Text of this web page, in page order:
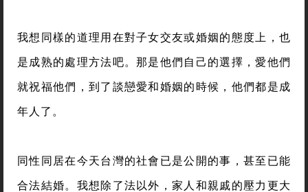
我想同樣的道理用在對子女交友或婚姻的態度上，也
是成熟的處理方法吧。那是他們自己的選擇，愛他們
就祝福他們，到了談戀愛和婚姻的時候，他們都是成
年人了。
同性同居在今天台灣的社會已是公開的事，甚至已能
合法結婚。我想除了法以外，家人和親戚的壓力更大